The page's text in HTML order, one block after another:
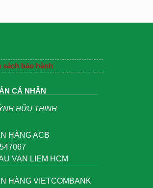
sách bảo hành
CÁ NHÂN
HỮU THỊNH
HÀNG ACB
VAN LIEM HCM
HÀNG VIETCOMBANK